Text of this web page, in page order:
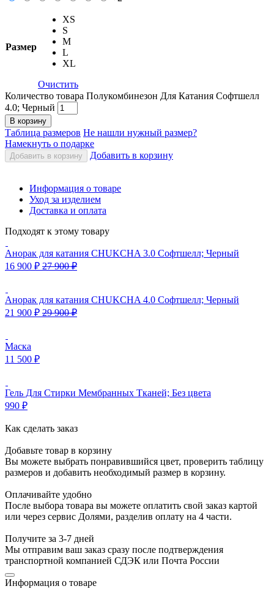
Размер
XS
S
M
L
XL
Очистить
Количество товара Полукомбинезон Для Катания Софтшелл
4.0; Черный
В корзину
Таблица размеров Не нашли нужный размер?
Намекнуть о подарке
Добавить в корзину Добавить в корзину
Информация о товаре
Уход за изделием
Доставка и оплата
Подходят к этому товару
Анорак для катания CHUKCHA 3.0 Софтшелл; Черный
16 900 ₽ 27 900₽
Анорак для катания CHUKCHA 4.0 Софтшелл; Черный
21 900 ₽ 29 900₽
Маска
11 500 ₽
Гель Для Стирки Мембранных Тканей; Без цвета
990 ₽
Как сделать заказ
Добавьте товар в корзину
Вы можете выбрать понравившийся цвет, проверить таблицу
размеров и добавить необходимый размер в корзину.
Оплачивайте удобно
После выбора товара вы можете оплатить свой заказ картой
или через сервис Долями, разделив оплату на 4 части.
Получите за 3-7 дней
Мы отправим ваш заказ сразу после подтверждения
транспортной компанией СДЭК или Почта России
Информация о товаре